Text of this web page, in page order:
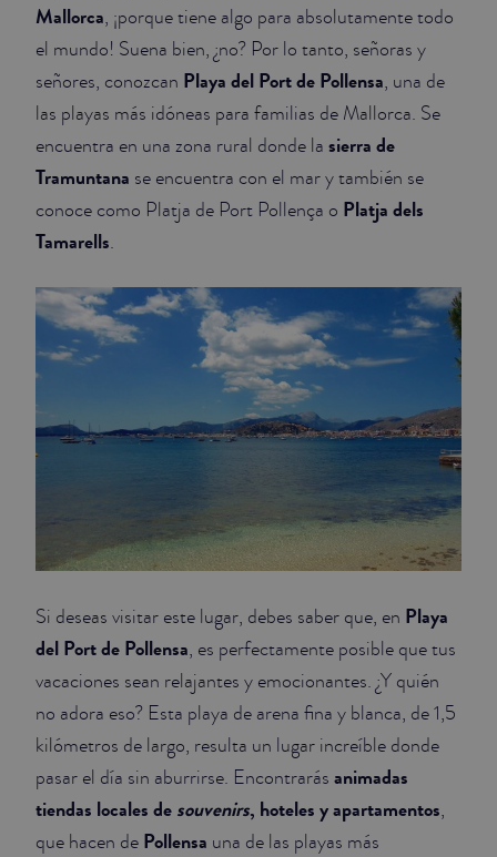
Mallorca, ¡porque tiene algo para absolutamente todo
el mundo! Suena bien, ¿no? Por lo tanto, señoras y
señores, conozcan Playa del Port de Pollensa, una de
las playas más idóneas para familias de Mallorca. Se
encuentra en una zona rural donde la sierra de
Tramuntana se encuentra con el mar y también se
conoce como Platja de Port Pollença o Platja dels
Tamarells.
Si deseas visitar este lugar, debes saber que, en Playa
del Port de Pollensa, es perfectamente posible que tus
vacaciones sean relajantes y emocionantes. ¿Y quién
no adora eso? Esta playa de arena fina y blanca, de 1,5
kilómetros de largo, resulta un lugar increíble donde
pasar el día sin aburrirse. Encontrarás animadas
tiendas locales desouvenirs, hoteles y apartamentos,
que hacen de Pollensa una de las playas más